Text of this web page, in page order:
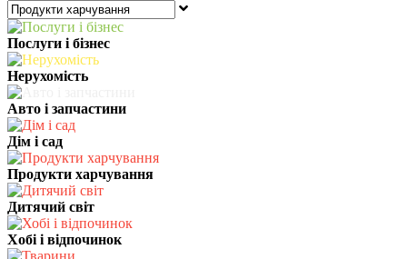
Послуги і бізнес
Нерухомість
Авто і запчастини
Дім і сад
Продукти харчування
Дитячий світ
Хобі і відпочинок